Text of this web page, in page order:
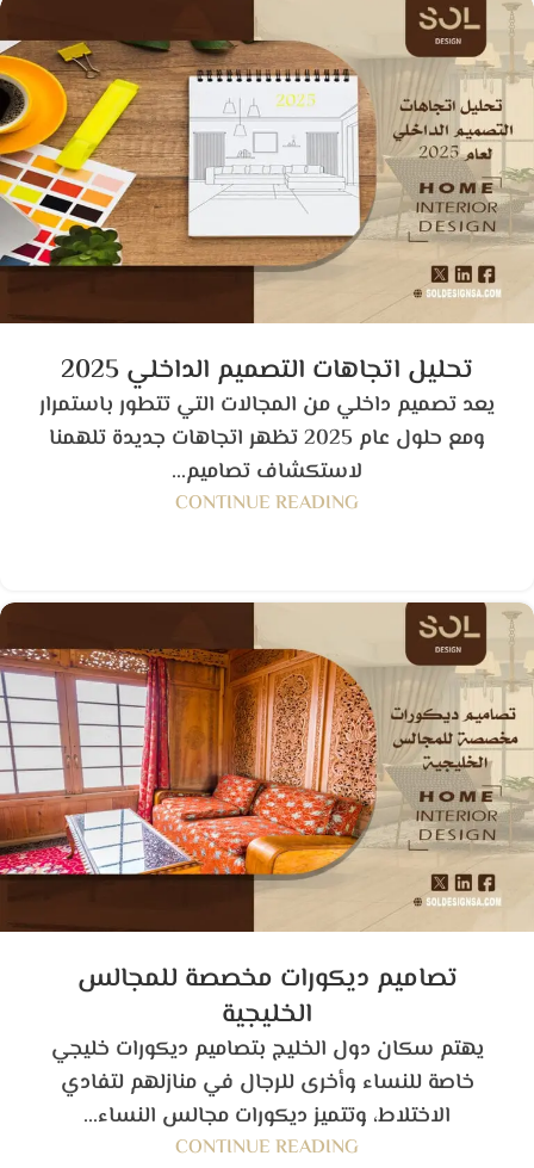
تحليل اتجاهات التصميم الداخلي 2025
يعد تصميم داخلي من المجالات التي تتطور باستمرار
ومع حلول عام 2025 تظهر اتجاهات جديدة تلهمنا
لاستكشاف تصاميم...
CONTINUE READING
تصاميم ديكورات مخصصة للمجالس
الخليجية
يهتم سكان دول الخليج بتصاميم ديكورات خليجي
خاصة للنساء وأخرى للرجال في منازلهم لتفادي
الاختلاط، وتتميز ديكورات مجالس النساء...
CONTINUE READING